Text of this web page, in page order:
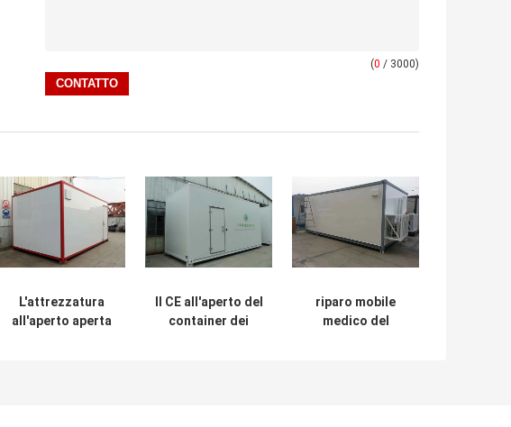
(0 / 3000)
L'attrezzatura
all'aperto aperta
Il CE all'aperto del
container dei
riparo mobile
medico del